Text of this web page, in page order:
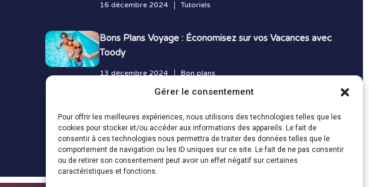
Gérer le consentement
Pour offrir les meilleures expériences, nous utilisons des technologies telles que les
cookies pour stocker et/ou accéder aux informations des appareils. Le fait de
consentir à ces technologies nous permettra de traiter des données telles que le
comportement de navigation ou les ID uniques sur ce site. Le fait de ne pas consentir
ou de retirer son consentement peut avoir un effet négatif sur certaines
caractéristiques et fonctions.
16 décembre 2024 Tutoriels
Bons Plans Voyage : Économisez sur vos Vacances avec
Toody
13 décembre 2024 Bon plans